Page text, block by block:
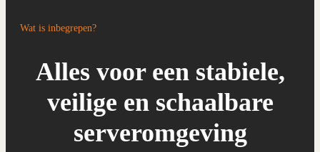
Wat is inbegrepen?
Alles voor een stabiele,
veilige en schaalbare
serveromgeving